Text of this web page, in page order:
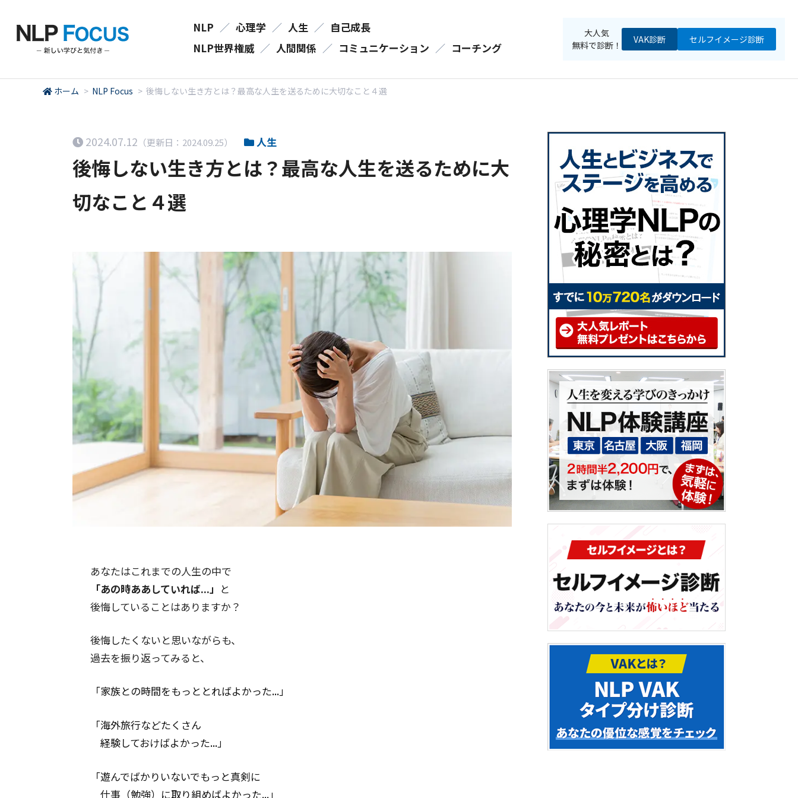
NLP ／ 心理学 ／ 人生 ／ 自己成長
NLP世界権威 ／ 人間関係 ／ コミュニケーション ／ コーチング
大人気
無料で診断！
VAK診断 セルフイメージ診断
ホーム > NLP Focus > 後悔しない生き方とは？最高な人生を送るために大切なこと４選
2024.07.12 （更新日：2024.09.25） 人生
後悔しない生き方とは？最高な人生を送るために大
切なこと４選
あなたはこれまでの人生の中で
「あの時ああしていれば...」 と
後悔していることはありますか？
後悔したくないと思いながらも、
過去を振り返ってみると、
「家族との時間をもっととればよかった...」
「海外旅行などたくさん
経験しておけばよかった...」
「遊んでばかりいないでもっと真剣に
仕事（勉強）に取り組めばよかった...」